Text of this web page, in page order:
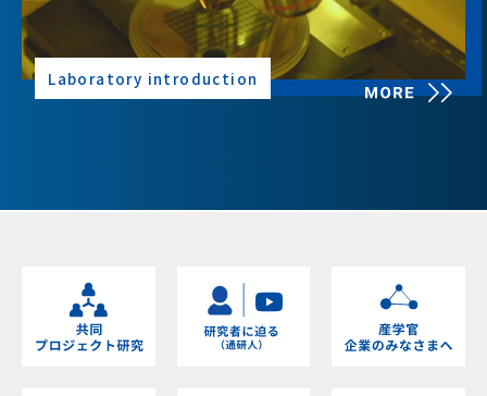
Laboratory introduction